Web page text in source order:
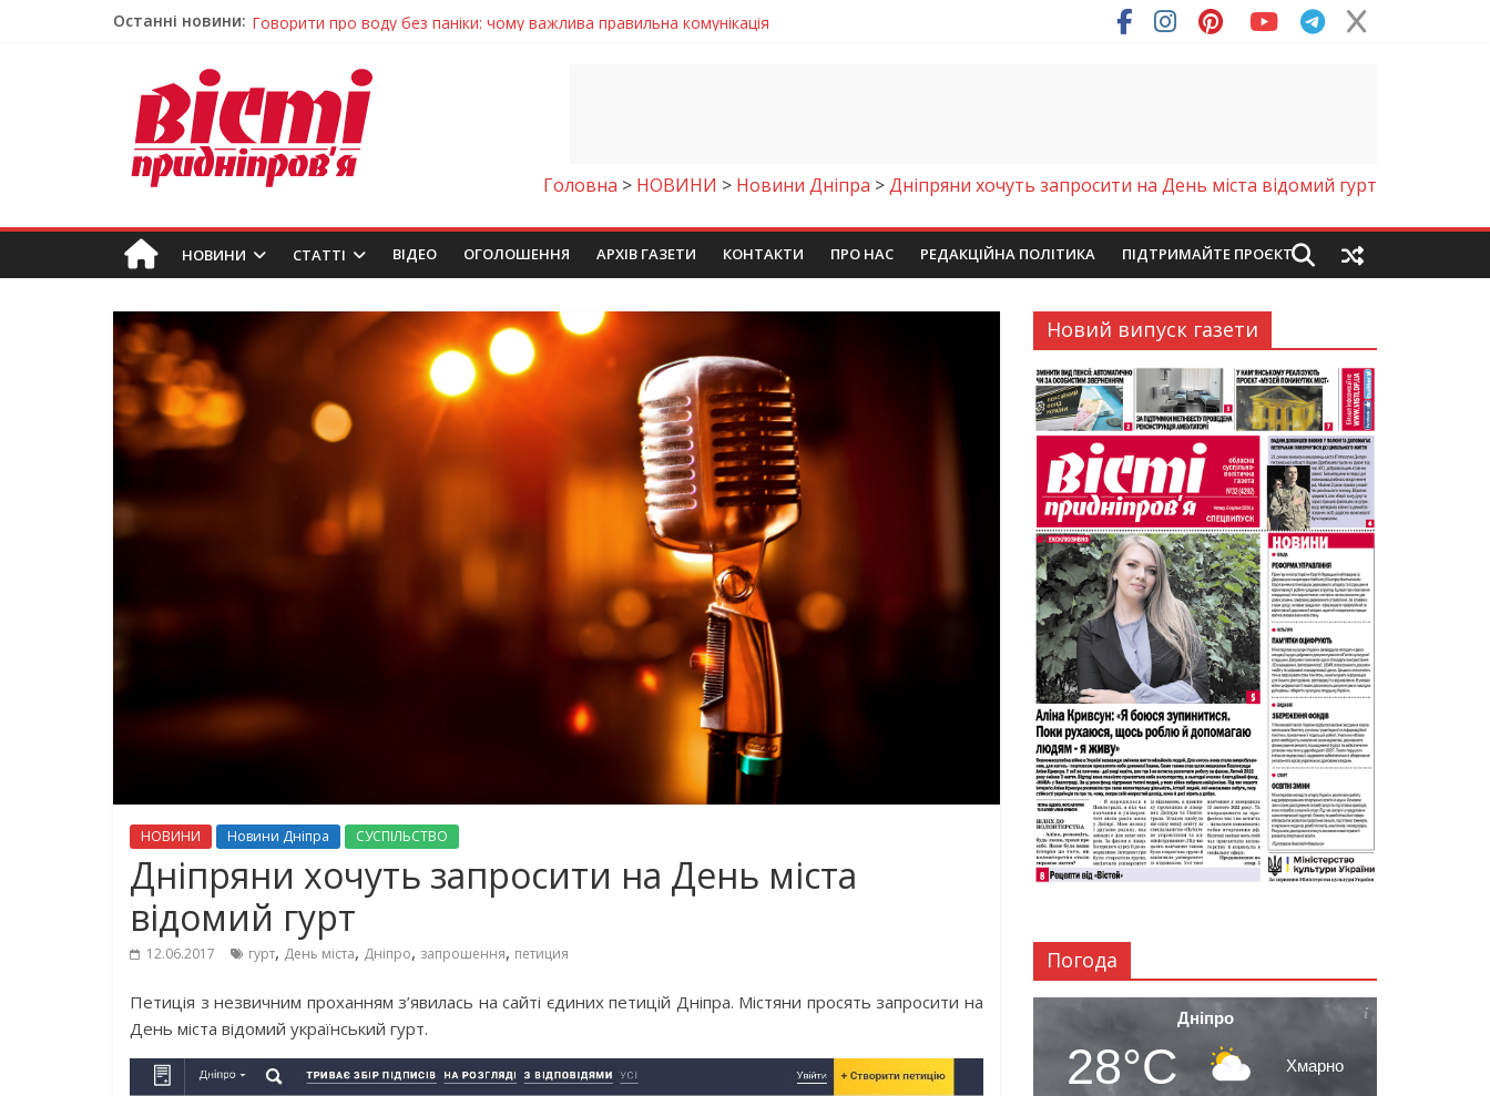
Останні новини: Говорити про воду без паніки: чому важлива правильна комунікація
У Дніпрі триває масштабна підготовка до опалювального сезону
Пошуки тривають: на Дніпропетровщині досліджують місце розташування легендарного монастиря (Фото)
Погода та прикмети на неділю, 9 серпня 2026 року
Головна > НОВИНИ > Новини Дніпра >Дніпряни хочуть запросити на День міста відомий гурт
НОВИНИ СТАТТІ ВIДЕО ОГОЛОШЕННЯ АРХІВ ГАЗЕТИ КОНТАКТИ ПРО НАС РЕДАКЦІЙНА ПОЛІТИКА ПІДТРИМАЙТЕ ПРОЄКТ
НОВИНИ Новини Дніпра СУСПІЛЬСТВО
Дніпряни хочуть запросити на День міста
відомий гурт
12.06.2017 гурт, День міста, Дніпро, запрошення, петиция
Петиція з незвичним проханням з’явилась на сайті єдиних петицій Дніпра. Містяни просять запросити на
День міста відомий український гурт.
Новий випуск газети
Погода
Дніпро
28°C Хмарно